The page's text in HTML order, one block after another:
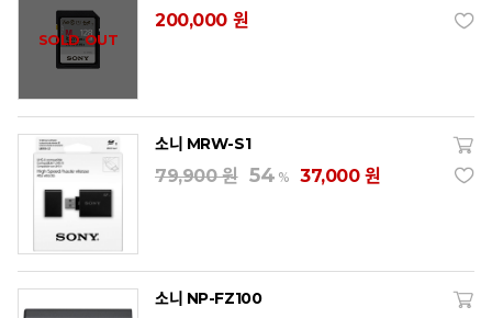
SOLD OUT
200,000 원
소니 MRW-S1
79,900 원 54 % 37,000 원
소니 NP-FZ100